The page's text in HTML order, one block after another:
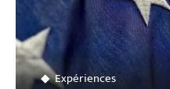
Expériences